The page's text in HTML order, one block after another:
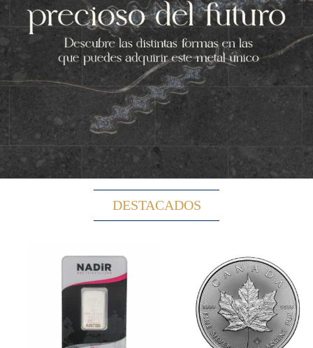
DESTACADOS